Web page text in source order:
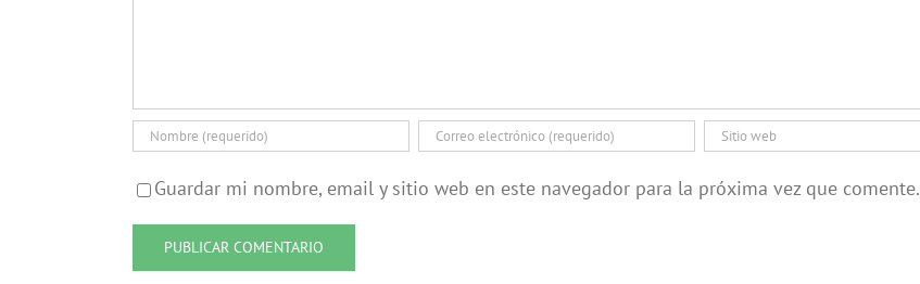
Guardar mi nombre, email y sitio web en este navegador para la próxima vez que comente.